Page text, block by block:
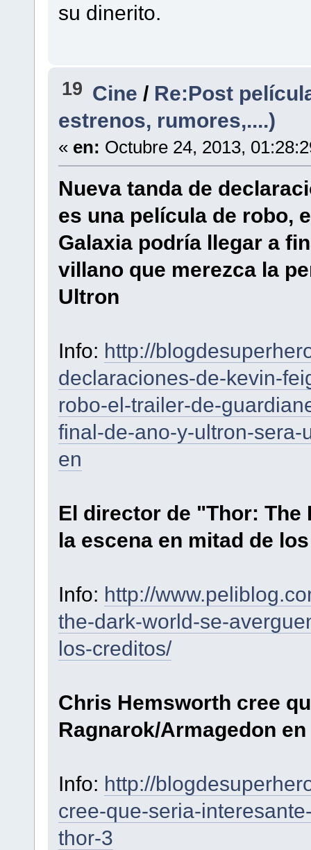
su dinerito.
19 Cine / Re:Post
estrenos, rumores,....)
« en: Octubre 24, 2013,
Nueva tanda de
es una película de robo,
Galaxia podría llegar a
villano que merezca la
Ultron
Info: http://
declaraciones-de-kevin-
robo-el-trailer-de-
final-de-ano-y-ultron-
en
El director de "Thor: The
la escena en mitad de
Info: http://
the-dark-world-se-
los-creditos/
Chris Hemsworth cree
Ragnarok/Armagedon en
Info: http://
cree-que-seria-
thor-3